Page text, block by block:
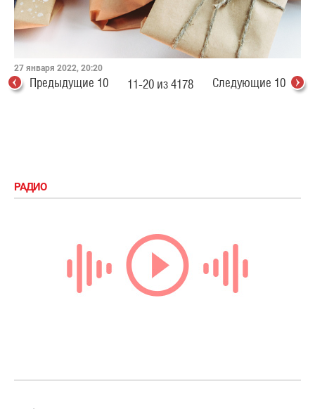
27 января 2022, 20:20
Предыдущие 10 Следующие 10
11-20 из 4178
РАДИО